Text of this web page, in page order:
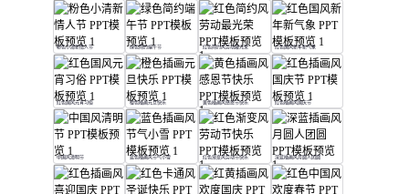
粉色小清新情人节 绿色简约端午节 红色简约风劳动最光荣 红色国风新年新气象
红色国风元宵习俗 橙色插画元旦快乐 黄色插画风感恩节快乐 红色插画风国庆节
中国风清明节 蓝色插画风节气小雪 红色渐变风劳动节快乐 深蓝插画风月圆人团圆